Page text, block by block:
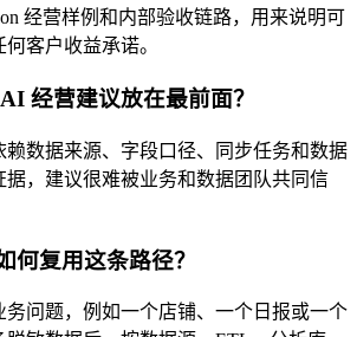
经营样例和内部验收链路，用来说明可
客户收益承诺。
经营建议放在最前面？
赖数据来源、字段口径、同步任务和数据
据，建议很难被业务和数据团队共同信
何复用这条路径？
务问题，例如一个店铺、一个日报或一个